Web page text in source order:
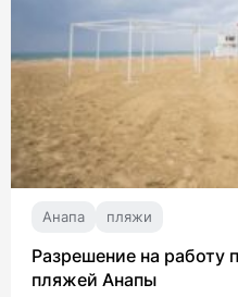
Анапа пляжи
Разрешение на работу
пляжей Анапы